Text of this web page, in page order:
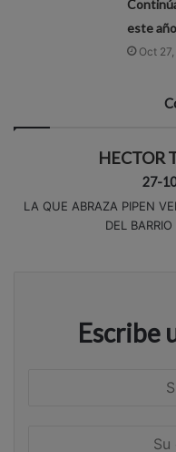
este
Oct
HECTOR
27-
LA QUE ABRAZA PIPEN
DEL
Escribe